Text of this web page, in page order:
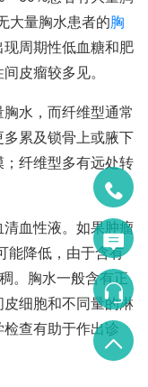
大量胸水患者的胸
周期性低血糖和肥
皮瘤较多见。
水，而纤维型通常
累及锁骨上或腋下
纤维型多有远处转
血性液。如果肿瘤
能降低，由于含有
。胸水一般含有正
细胞和不同量的淋
查有助于作出诊